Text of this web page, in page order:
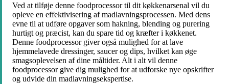
Ved at tilføje denne foodprocessor til dit køkkenarsenal vil du
opleve en effektivisering af madlavningsprocessen. Med dens
evne til at udføre opgaver som hakning, blending og purering
hurtigt og præcist, kan du spare tid og kræfter i køkkenet.
Denne foodprocessor giver også mulighed for at lave
hjemmelavede dressinger, saucer og dips, hvilket kan øge
smagsoplevelsen af dine måltider. Alt i alt vil denne
foodprocessor give dig mulighed for at udforske nye opskrifter
og udvide din madlavningsekspertise.